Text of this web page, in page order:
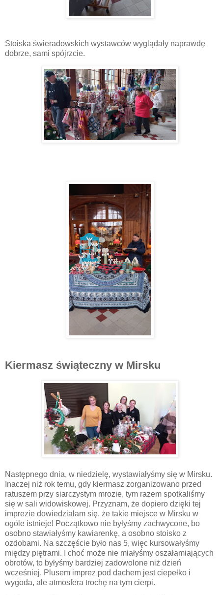
Stoiska świeradowskich wystawców wyglądały naprawdę
dobrze, sami spójrzcie.
Kiermasz świąteczny w Mirsku
Następnego dnia, w niedzielę, wystawiałyśmy się w Mirsku.
Inaczej niż rok temu, gdy kiermasz zorganizowano przed
ratuszem przy siarczystym mrozie, tym razem spotkaliśmy
się w sali widowiskowej. Przyznam, że dopiero dzięki tej
imprezie dowiedziałam się, że takie miejsce w Mirsku w
ogóle istnieje! Początkowo nie byłyśmy zachwycone, bo
osobno stawiałyśmy kawiarenkę, a osobno stoisko z
ozdobami. Na szczęście było nas 5, więc kursowałyśmy
między piętrami. I choć może nie miałyśmy oszałamiających
obrotów, to byłyśmy bardziej zadowolone niż dzień
wcześniej. Plusem imprez pod dachem jest ciepełko i
wygoda, ale atmosfera trochę na tym cierpi.